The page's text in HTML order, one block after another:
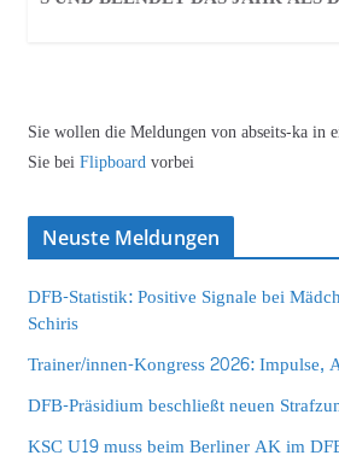
Sie wollen die Meldungen von abseits-ka in
Sie beiFlipboardvorbei
Neuste Meldungen
DFB-Statistik: Positive Signale bei
Schiris
Trainer/innen-Kongress 2026: Impulse,
DFB-Präsidium beschließt neuen
KSC U19 muss beim Berliner AK im